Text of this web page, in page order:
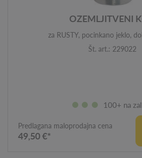
OZEMLJITVENI
za RUSTY, pocinkano jeklo,
Št. art.: 229022
100+ na
Predlagana maloprodajna cena
49,50 €*